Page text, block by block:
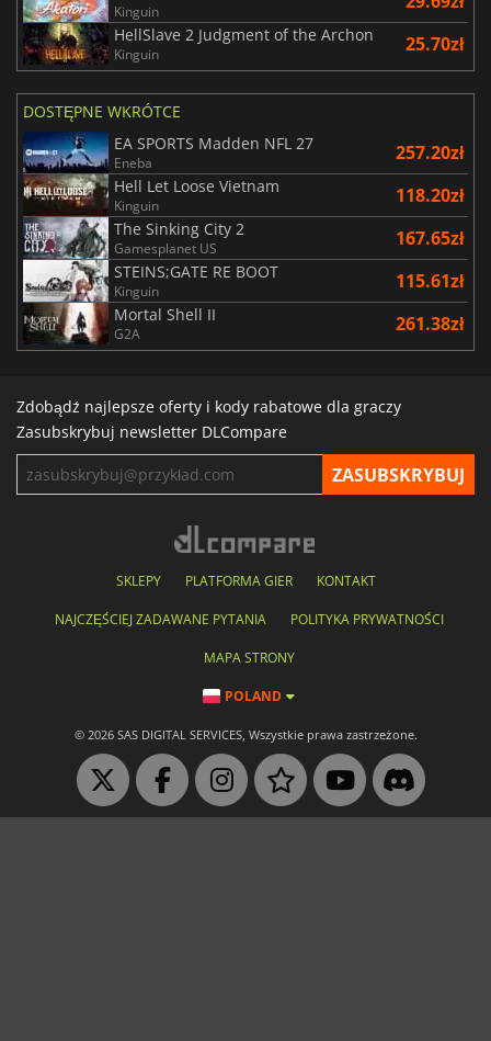
Kinguin
HellSlave 2 Judgment of the Archon
Kinguin 25.70zł
DOSTĘPNE WKRÓTCE
EA SPORTS Madden NFL 27
Eneba 257.20zł
Hell Let Loose Vietnam
Kinguin 118.20zł
The Sinking City 2
Gamesplanet US 167.65zł
STEINS;GATE RE BOOT
Kinguin 115.61zł
Mortal Shell II
G2A 261.38zł
Zdobądź najlepsze oferty i kody rabatowe dla graczy
Zasubskrybuj newsletter DLCompare
SKLEPY PLATFORMA GIER KONTAKT
NAJCZĘŚCIEJ ZADAWANE PYTANIA POLITYKA PRYWATNOŚCI
MAPA STRONY
POLAND
© 2026 SAS DIGITAL SERVICES, Wszystkie prawa zastrzeżone.